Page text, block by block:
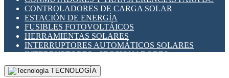
CONTROLADORES DE CARGA SOLAR
ESTACIÓN DE ENERGÍA
FUSIBLES FOTOVOLTÁICOS
HERRAMIENTAS SOLARES
INTERRUPTORES AUTOMÁTICOS SOLARES
INTERRUPTORES - SECCIONADORES
FOTOVOLTÁICOS
MONTAJE PANEL SOLAR
TECNOLOGÍA